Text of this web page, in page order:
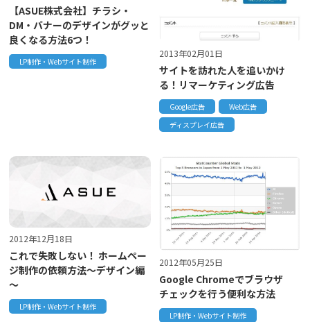
【ASUE株式会社】チラシ・
DM・バナーのデザインがグッと
良くなる方法6つ！
LP制作・Webサイト制作
2013年02月01日
サイトを訪れた人を追いかけ
る！リマーケティング広告
Google広告
Web広告
ディスプレイ広告
2012年12月18日
これで失敗しない！ ホームペー
ジ制作の依頼方法～デザイン編
～
LP制作・Webサイト制作
2012年05月25日
Google Chromeでブラウザ
チェックを行う便利な方法
LP制作・Webサイト制作